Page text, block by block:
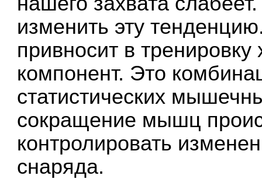
изменить эту
привносит в
компонент. Это
статистических
сокращение мышц
контролировать
снаряда.